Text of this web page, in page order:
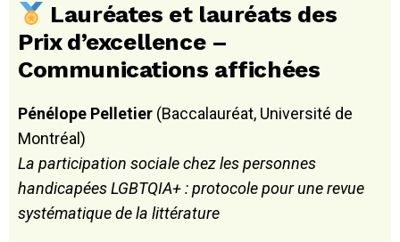
Lauréates et lauréats des
Prix d’excellence –
Communications affichées
Pénélope Pelletier (Baccalauréat, Université de
Montréal)
La participation sociale chez les personnes
handicapées LGBTQIA+ : protocole pour une revue
systématique de la littérature